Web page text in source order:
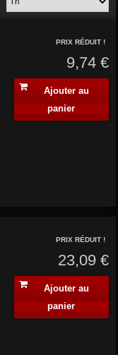
PRIX RÉDUIT !
9,74 €
Ajouter au
panier
PRIX RÉDUIT !
23,09 €
Ajouter au
panier